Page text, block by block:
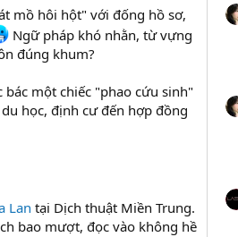
mồ hôi hột" với đống hồ sơ,
Ngữ pháp khó nhằn, từ vựng
đúng khum?
bác một chiếc "phao cứu sinh"
học, định cư đến hợp đồng
Lan tại Dịch thuật Miền Trung.
bao mượt, đọc vào không hề